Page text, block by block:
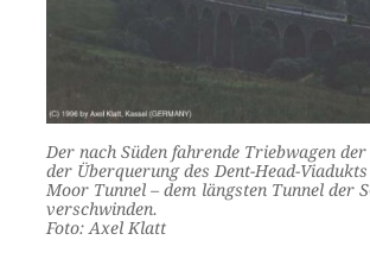
Der nach Süden fahrende Triebwagen
der Überquerung des Dent-Head-
Moor Tunnel – dem längsten Tunnel der
verschwinden.
Foto: Axel Klatt